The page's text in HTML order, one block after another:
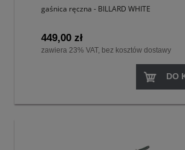
gaśnica ręczna - BILLARD WHITE
449,00 zł
zawiera 23% VAT, bez kosztów dostawy
DO